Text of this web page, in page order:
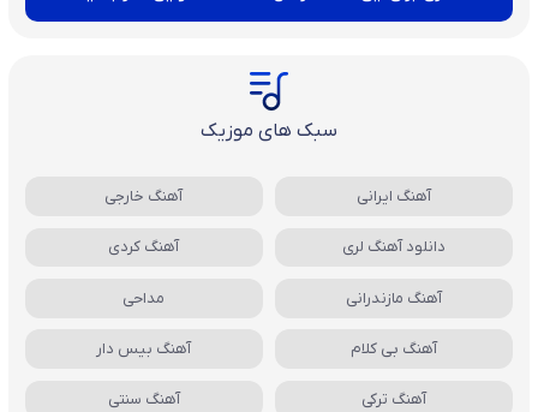
سبک های موزیک
آهنگ ایرانی آهنگ خارجی
دانلود آهنگ لری آهنگ کردی
آهنگ مازندرانی مداحی
آهنگ بی کلام آهنگ بیس دار
آهنگ ترکی آهنگ سنتی